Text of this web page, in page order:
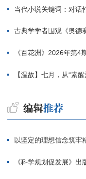
当代小说关键词：对话
古典学学者围观《奥德赛
《百花洲》2026年第4
【温故】七月，从“素
以坚定的理想信念筑牢
《科学规划促发展》出